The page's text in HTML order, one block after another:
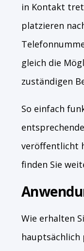
in Kontakt
platzieren
gleich die
zuständigen
So einfach
veröffentlicht
finden Sie
Wie erhalten
hauptsächlich